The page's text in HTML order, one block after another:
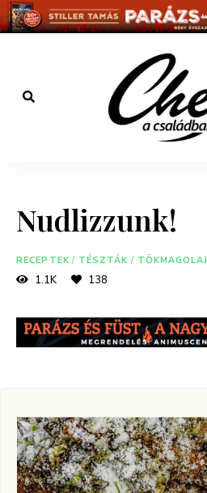
családban
Nudlizzunk!
RECEPTEK / TÉSZTÁK / TÖKMAGOLAJ
1.1K 138